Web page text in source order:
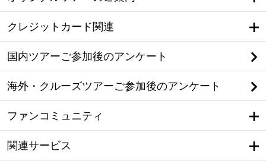
クレジットカード関連
国内ツアーご参加後のアンケート
海外・クルーズツアーご参加後のアンケート
ファンコミュニティ
関連サービス